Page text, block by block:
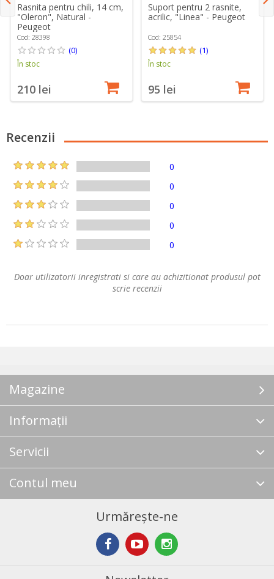
Rasnita pentru chili, 14 cm,
"Oleron", Natural -
Peugeot
Cod: 28398
(0)
În stoc
210 lei
Suport pentru 2 rasnite,
acrilic, "Linea" - Peugeot
Cod: 25854
(1)
În stoc
95 lei
Recenzii
0
0
0
0
0
Doar utilizatorii inregistrati si care au achizitionat produsul pot
scrie recenzii
Magazine
Informații
Servicii
Contul meu
Urmărește-ne